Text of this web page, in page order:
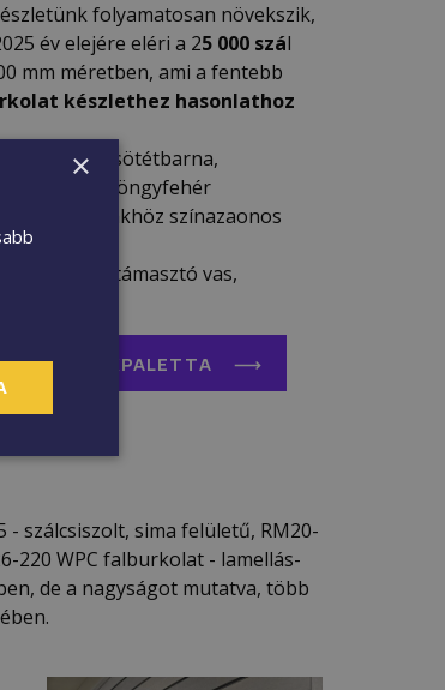
folyamatosan növekszik,
év elejére eléri a 25 000 szál
mm méretben, ami a fentebb
készlethez hasonlathoz
kávébarna, sötétbarna,
gyöngyfehér
elemünkhöz színazaonos
kupak, támasztó vas,
TERMÉKPALETTA
szálcsiszolt, sima felületű, RM20-
220 WPC falburkolat - lamellás-
de a nagyságot mutatva, több
×